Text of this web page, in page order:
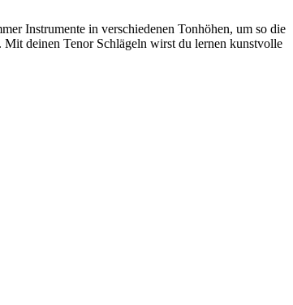
Instrumente in verschiedenen Tonhöhen, um so die
deinen Tenor Schlägeln wirst du lernen kunstvolle